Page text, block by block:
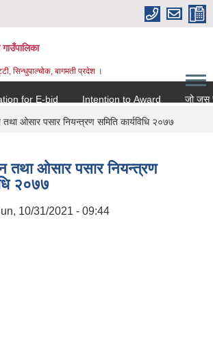
सिन्धुपाल्चोक, बागमती प्रदेश ।
for E-bid
Intention to Award जो जस संग
ओसार पसार नियन्त्रण समिति कार्यविधि २०७७
तथा ओसार पसार नियन्त्रण
२०७७
10/31/2021 - 09:44